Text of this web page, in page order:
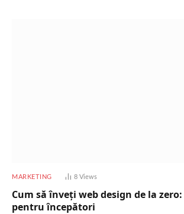
MARKETING 8 Views
Cum să înveți web design de la
pentru începători